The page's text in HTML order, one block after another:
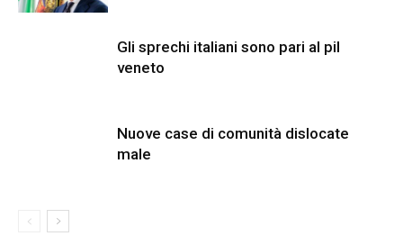
Gli sprechi italiani sono pari al pil
veneto
Nuove case di comunità dislocate
male